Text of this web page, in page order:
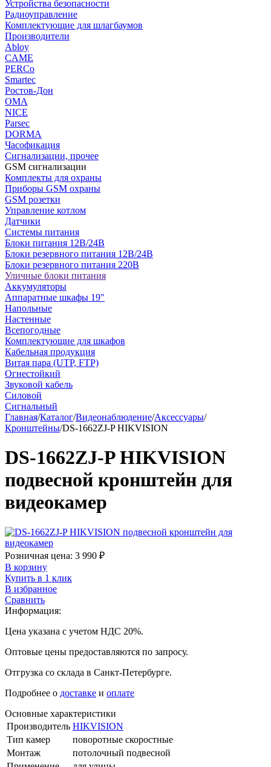
Устройства безопасности
Радиоуправление
Комплектующие для шлагбаумов
Производители
Abloy
CAME
PERCo
Smartec
Ростов-Дон
ОМА
NICE
Parsec
DORMA
Часофикация
Сигнализации, прочее
GSM сигнализации
Комплекты для охраны
Приборы GSM охраны
GSM розетки
Управление котлом
Датчики
Системы питания
Блоки питания 12В/24В
Блоки резервного питания 12В/24В
Блоки резервного питания 220В
Уличные блоки питания
Аккумуляторы
Аппаратные шкафы 19"
Напольные
Настенные
Всепогодные
Комплектующие для шкафов
Кабельная продукция
Витая пара (UTP, FTP)
Огнестойкий
Звуковой кабель
Силовой
Сигнальный
Главная/Каталог/Видеонаблюдение/Аксессуары/
Кронштейны/DS-1662ZJ-P HIKVISION
DS-1662ZJ-P HIKVISION
подвесной кронштейн для
видеокамер
Розничная цена: 3 990 ₽
В корзину
Купить в 1 клик
В избранное
Сравнить
Информация:
Цена указана с учетом НДС 20%.
Оптовые цены предоставляются по запросу.
Отгрузка со склада в Санкт-Петербурге.
Подробнее о доставке и оплате
Основные характеристики
Производитель HIKVISION
Тип камер
поворотные скоростные
Монтаж
потолочный подвесной